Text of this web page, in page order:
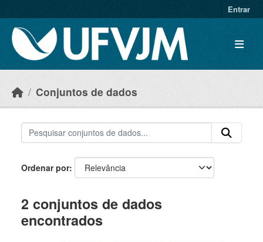
Entrar
Conjuntos de dados
Ordenar por
2 conjuntos de dados
encontrados